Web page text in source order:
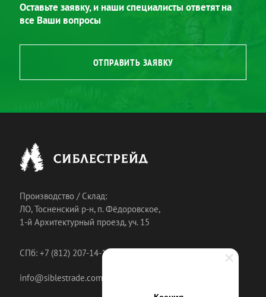
Оставьте заявку, и наши специалисты ответят на
все Ваши вопросы
ОТПРАВИТЬ ЗАЯВКУ
Производство / Склад:
ЛО, Тосненский р-н, п. Фёдоровское,
1-й Архитектурный проезд, уч. 15
СПб: +7 (812) 207-14-18
info@siblestrade.com